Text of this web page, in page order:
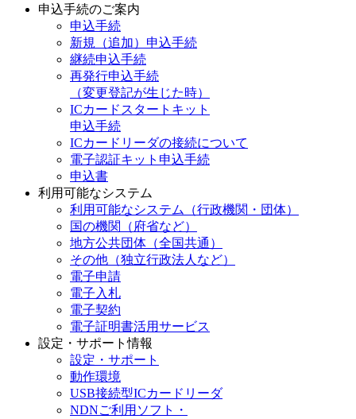
申込手続のご案内
申込手続
新規（追加）申込手続
継続申込手続
再発行申込手続
（変更登記が生じた時）
ICカードスタートキット
申込手続
ICカードリーダの接続について
電子認証キット申込手続
申込書
利用可能なシステム
利用可能なシステム（行政機関・団体）
国の機関（府省など）
地方公共団体（全国共通）
その他（独立行政法人など）
電子申請
電子入札
電子契約
電子証明書活用サービス
設定・サポート情報
設定・サポート
動作環境
USB接続型ICカードリーダ
NDNご利用ソフト・